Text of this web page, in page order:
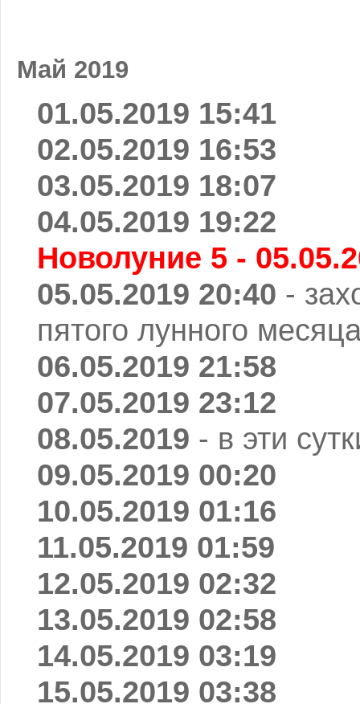
Май 2019
01.05.2019 15:41
02.05.2019 16:53
03.05.2019 18:07
04.05.2019 19:22
Новолуние 5 -
05.05.2019 20:40 -
пятого лунного
06.05.2019 21:58
07.05.2019 23:12
08.05.2019 - в эти
09.05.2019 00:20
10.05.2019 01:16
11.05.2019 01:59
12.05.2019 02:32
13.05.2019 02:58
14.05.2019 03:19
15.05.2019 03:38